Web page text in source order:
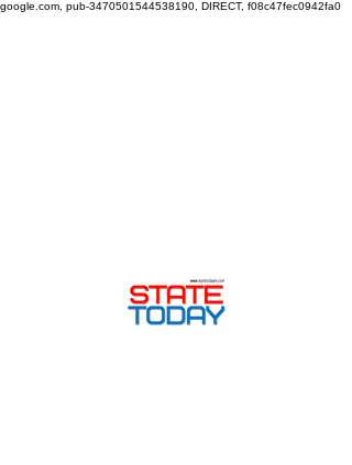
google.com, pub-3470501544538190, DIRECT, f08c47fec0942fa0